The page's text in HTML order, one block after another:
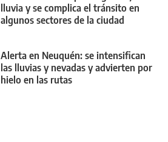
lluvia y se complica el tránsito en
algunos sectores de la ciudad
Alerta en Neuquén: se intensifican
las lluvias y nevadas y advierten por
hielo en las rutas